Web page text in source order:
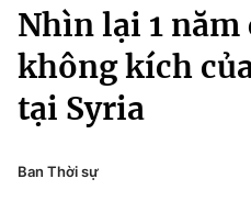
Chuyên mục
Chính trị
Xã hội
Pháp luật
Kinh tế
Thể thao
Truyền hình
Văn hóa - Giải trí
Y tế
Công nghệ
Nhìn lại 1
không kích
tại Syria
Ban Thời sự